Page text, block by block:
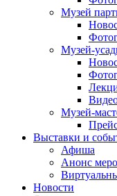
Музей
Музей-
Музей-
Выставки и
Афиша
Анонс
Новости